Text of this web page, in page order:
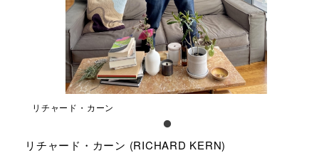
リチャード・カーン
リチャード・カーン (RICHARD KERN)​